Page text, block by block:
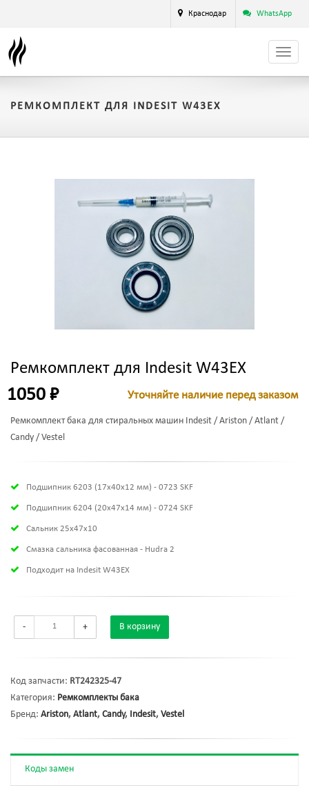
Краснодар WhatsApp
РЕМКОМПЛЕКТ ДЛЯ INDESIT W43EX
Ремкомплект для Indesit W43EX
1050 ₽ Уточняйте наличие перед заказом
Ремкомплект бака для стиральных машин Indesit / Ariston / Atlant /
Candy / Vestel
Подшипник 6203 (17х40х12 мм) - 0723 SKF
Подшипник 6204 (20х47х14 мм) - 0724 SKF
Сальник 25x47x10
Смазка сальника фасованная - Hudra 2
Подходит на Indesit W43EX
- + В корзину
Код запчасти: RT242325-47
Категория: Ремкомплекты бака
Бренд: Ariston, Atlant, Candy, Indesit, Vestel
Коды замен